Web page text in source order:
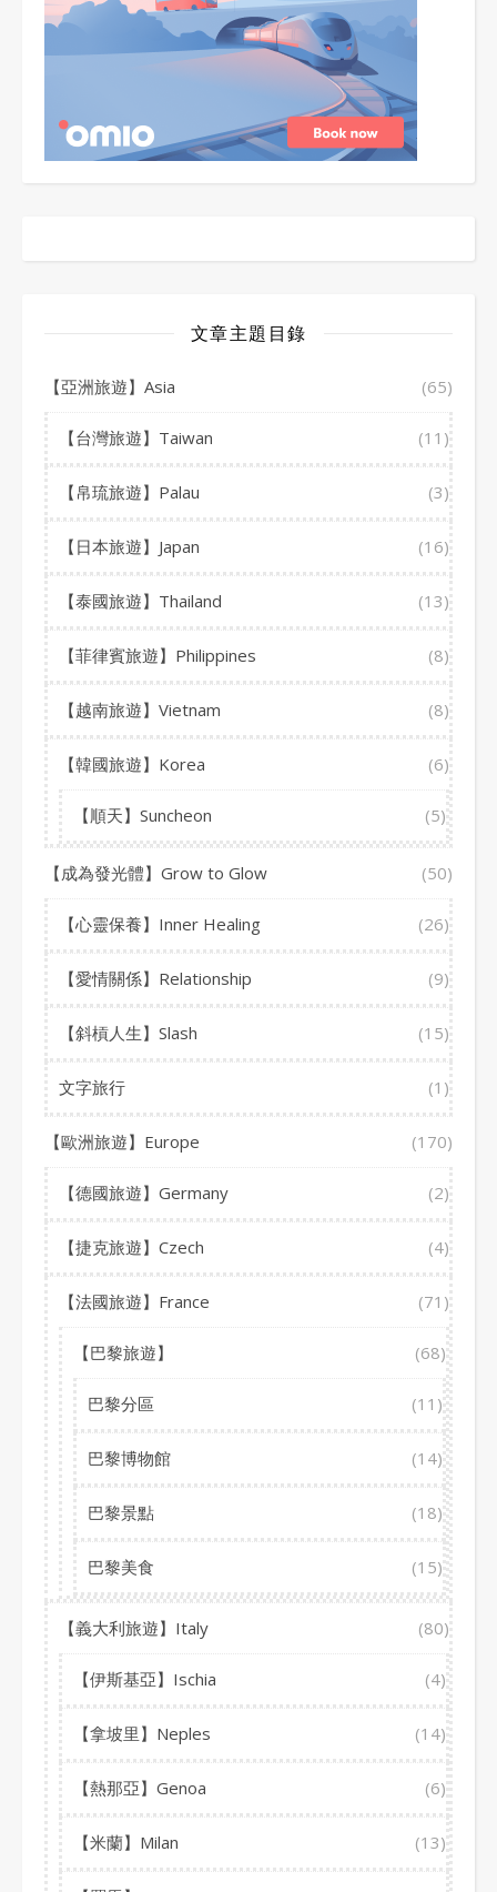
文章主題目錄
【亞洲旅遊】Asia (65)
【台灣旅遊】Taiwan (11)
【帛琉旅遊】Palau (3)
【日本旅遊】Japan (16)
【泰國旅遊】Thailand (13)
【菲律賓旅遊】Philippines (8)
【越南旅遊】Vietnam (8)
【韓國旅遊】Korea (6)
【順天】Suncheon (5)
【成為發光體】Grow to Glow (50)
【心靈保養】Inner Healing (26)
【愛情關係】Relationship (9)
【斜槓人生】Slash (15)
文字旅行 (1)
【歐洲旅遊】Europe (170)
【德國旅遊】Germany (2)
【捷克旅遊】Czech (4)
【法國旅遊】France (71)
【巴黎旅遊】 (68)
巴黎分區 (11)
巴黎博物館 (14)
巴黎景點 (18)
巴黎美食 (15)
【義大利旅遊】Italy (80)
【伊斯基亞】Ischia (4)
【拿坡里】Neples (14)
【熱那亞】Genoa (6)
【米蘭】Milan (13)